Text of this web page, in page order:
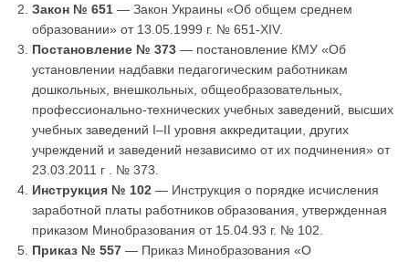
Закон № 651 — Закон Украины «Об общем среднем
образовании» от 13.05.1999 г. № 651-XIV.
Постановление № 373 — постановление КМУ «Об
установлении надбавки педагогическим работникам
дошкольных, внешкольных, общеобразовательных,
профессионально-технических учебных заведений, высших
учебных заведений I–II уровня аккредитации, других
учреждений и заведений независимо от их подчинения» от
23.03.2011 г . № 373.
Инструкция № 102 — Инструкция о порядке исчисления
заработной платы работников образования, утвержденная
приказом Минобразования от 15.04.93 г. № 102.
Приказ № 557 — Приказ Минобразования «О